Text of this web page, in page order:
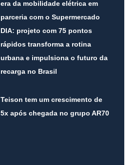
era da mobilidade elétrica em
parceria com o Supermercado
DIA: projeto com 75 pontos
rápidos transforma a rotina
urbana e impulsiona o futuro da
recarga no Brasil
Teison tem um crescimento de
5x após chegada no grupo AR70